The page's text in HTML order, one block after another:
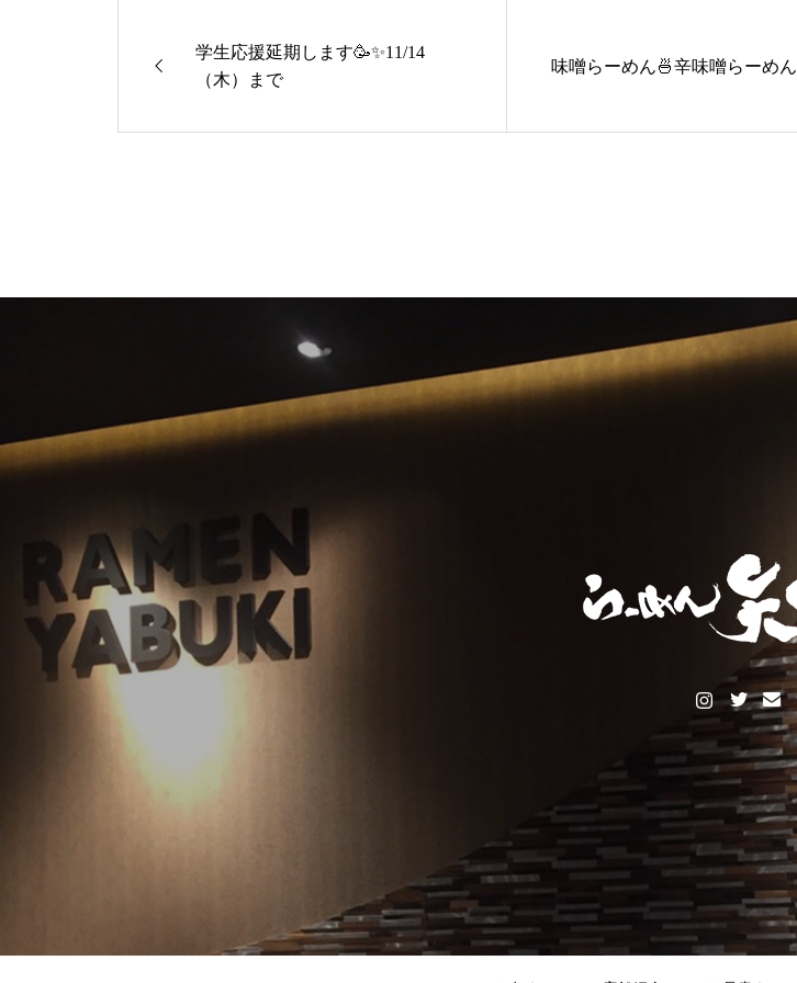
学生応援延期します🥳✨11/14
（木）まで
味噌らーめん🍜辛味噌らーめん